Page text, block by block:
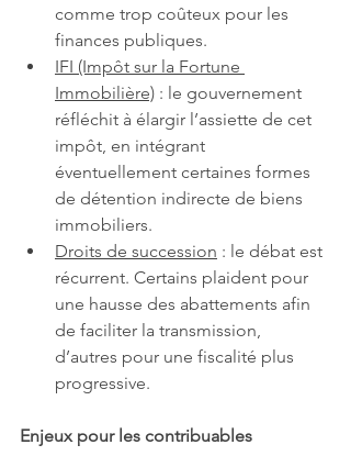
comme trop coûteux pour les
finances publiques.
IFI (Impôt sur la Fortune
Immobilière) : le gouvernement
réfléchit à élargir l’assiette de cet
impôt, en intégrant
éventuellement certaines formes
de détention indirecte de biens
immobiliers.
Droits de succession : le débat est
récurrent. Certains plaident pour
une hausse des abattements afin
de faciliter la transmission,
d’autres pour une fiscalité plus
progressive.
Enjeux pour les contribuables